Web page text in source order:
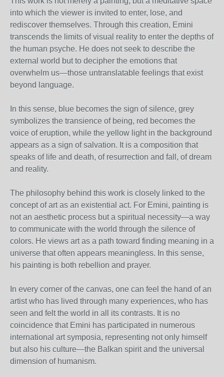
into which the viewer is invited to enter, lose, and
rediscover themselves. Through this creation, Emini
transcends the limits of visual reality to enter the depths of
the human psyche. He does not seek to describe the
external world but to decipher the emotions that
overwhelm us—those untranslatable feelings that exist
beyond language.
In this sense, blue becomes the sign of silence, grey
symbolizes the transience of being, red becomes the
voice of eruption, while the yellow light in the background
appears as a sign of salvation. It is a composition that
speaks of life and death, of resurrection and fall, of dream
and reality.
The philosophy behind this work is closely linked to the
concept of art as an existential act. For Emini, painting is
not an aesthetic process but a spiritual necessity—a way
to communicate with the world through the silence of
colors. He views art as a path toward finding meaning in a
universe that often appears meaningless. In this sense,
his painting is both rebellion and prayer.
In every corner of the canvas, one can feel the hand of an
artist who has lived through many experiences, who has
seen and felt the world in all its contrasts. It is no
coincidence that Emini has participated in numerous
international art symposia, representing not only himself
but also his culture—the Balkan spirit and the universal
dimension of humanism.